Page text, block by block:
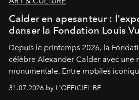
Calder en apesanteur :
danser la Fondation Louis
Depuis le printemps 2026, la
célèbre Alexander Calder avec une
monumentale. Entre mobiles
monumentales et poésie du
américain investit les espaces
31.07.2026 by L'OFFICIEL BE